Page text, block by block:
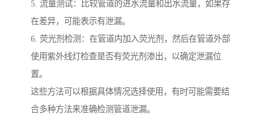
5. 流量测试：比较管道的进水流量和出水流量，如果存
在差异，可能表示有泄漏。
6. 荧光剂检测：在管道内加入荧光剂，然后在管道外部
使用紫外线灯检查是否有荧光剂渗出，以确定泄漏位
置。
这些方法可以根据具体情况选择使用，有时可能需要结
合多种方法来准确检测管道泄漏。